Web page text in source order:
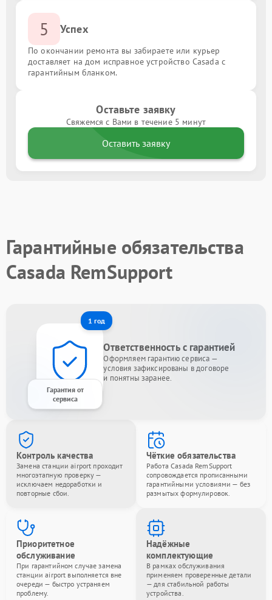
5 Успех
По окончании ремонта вы забираете или курьер
доставляет на дом исправное устройство Casada с
гарантийным бланком.
Оставьте заявку
Свяжемся с Вами в течение 5 минут
Оставить заявку
Гарантийные обязательства
Casada RemSupport
1 год
Гарантия от
сервиса
Ответственность с гарантией
Оформляем гарантию сервиса —
условия зафиксированы в договоре
и понятны заранее.
Контроль качества
Замена станции airport проходит
многоэтапную проверку —
исключаем недоработки и
повторные сбои.
Чёткие обязательства
Работа Casada RemSupport
сопровождается прописанными
гарантийными условиями — без
размытых формулировок.
Приоритетное
обслуживание
При гарантийном случае замена
станции airport выполняется вне
очереди — быстро устраняем
проблему.
Надёжные
комплектующие
В рамках обслуживания
применяем проверенные детали
— для стабильной работы
устройства.